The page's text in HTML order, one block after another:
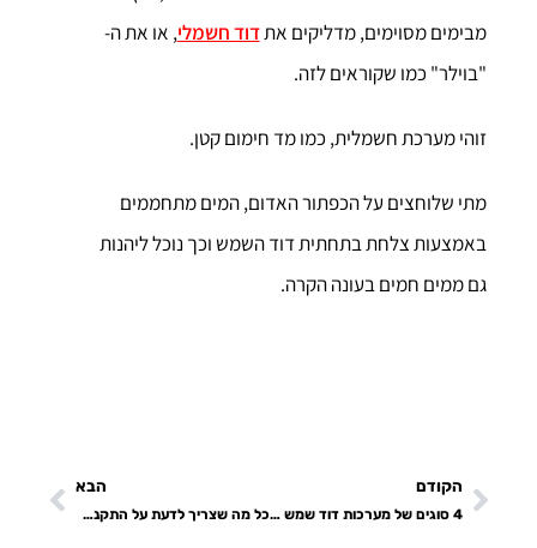
מבימים מסוימים, מדליקים אתדוד חשמלי, או את ה-
"בוילר" כמו שקוראים לזה.
זוהי מערכת חשמלית, כמו מד חימום קטן.
מתי שלוחצים על הכפתור האדום, המים מתחממים
באמצעות צלחת בתחתית דוד השמש וכך נוכל ליהנות
גם ממים חמים בעונה הקרה.
הקודם
4 סוגים של מערכות דוד שמש ויתרונותיהם
הבא
כל מה שצריך לדעת על התקנת מערכת סולארית בבית